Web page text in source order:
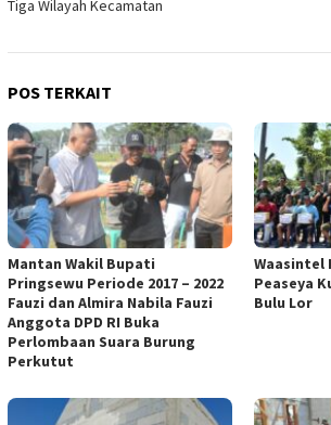
Tiga Wilayah Kecamatan
POS TERKAIT
Mantan Wakil Bupati
Pringsewu Periode 2017 – 2022
Fauzi dan Almira Nabila Fauzi
Anggota DPD RI Buka
Perlombaan Suara Burung
Perkutut
Waasintel
Peaseya
Bulu Lor